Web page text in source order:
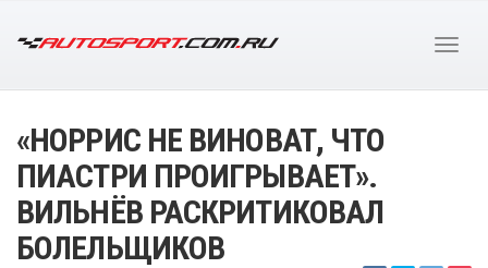
«НОРРИС НЕ ВИНОВАТ, ЧТО
ПИАСТРИ ПРОИГРЫВАЕТ».
ВИЛЬНЁВ РАСКРИТИКОВАЛ
БОЛЕЛЬЩИКОВ